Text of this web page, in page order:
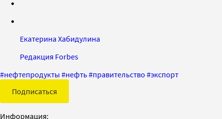
Екатерина Хабидулина
Редакция Forbes
#нефтепродукты #нефть#правительство #экспорт
Подписаться
Информация: